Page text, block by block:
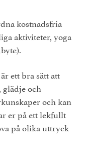
kostnadsfria
aktiviteter, yoga
ett bra sätt att
och
och kan
er på ett lekfullt
på olika uttryck